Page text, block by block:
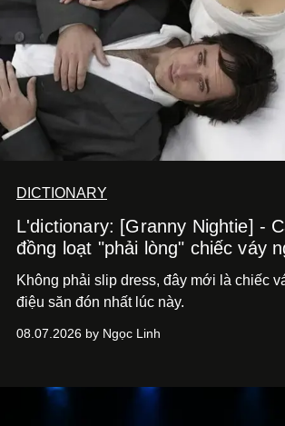
DICTIONARY
L'dictionary: [Granny Nightie] -
đồng loạt "phải lòng" chiếc váy
Không phải slip dress, đây mới là chiếc
điệu săn đón nhất lúc này.
08.07.2026 by Ngọc Linh